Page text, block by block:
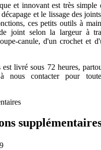
et innovant est très simple
et le lissage des
ces petits outils à
joint selon la largeur à
canule, d'un crochet et
livré sous 72 heures,
nous contacter pour